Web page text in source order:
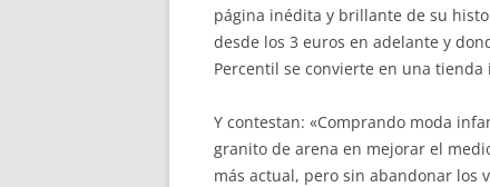
página inédita y brillante de su
desde los 3 euros en adelante y
Percentil se convierte en una
Y contestan: «Comprando moda
granito de arena en mejorar el
más actual, pero sin abandonar los